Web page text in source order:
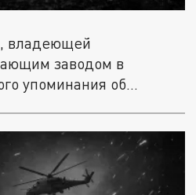
владеющей
заводом в
упоминания об